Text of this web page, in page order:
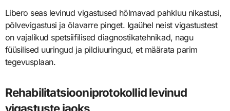
Libero seas levinud vigastused hõlmavad pahkluu nikastusi,
põlvevigastusi ja õlavarre pinget. Igaühel neist vigastustest
on vajalikud spetsiifilised diagnostikatehnikad, nagu
füüsilised uuringud ja pildiuuringud, et määrata parim
tegevusplaan.
Rehabilitatsiooniprotokollid levinud